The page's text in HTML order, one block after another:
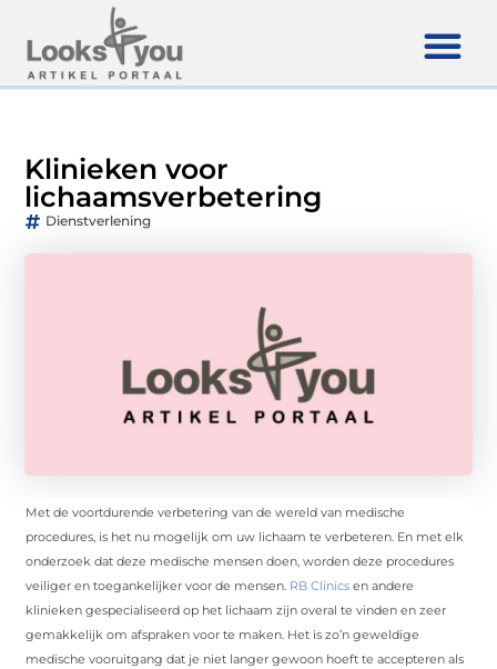
Klinieken voor
lichaamsverbetering
Dienstverlening
Met de voortdurende verbetering van de wereld van medische
procedures, is het nu mogelijk om uw lichaam te verbeteren. En met elk
onderzoek dat deze medische mensen doen, worden deze procedures
veiliger en toegankelijker voor de mensen. RB Clinics en andere
klinieken gespecialiseerd op het lichaam zijn overal te vinden en zeer
gemakkelijk om afspraken voor te maken. Het is zo’n geweldige
medische vooruitgang dat je niet langer gewoon hoeft te accepteren als